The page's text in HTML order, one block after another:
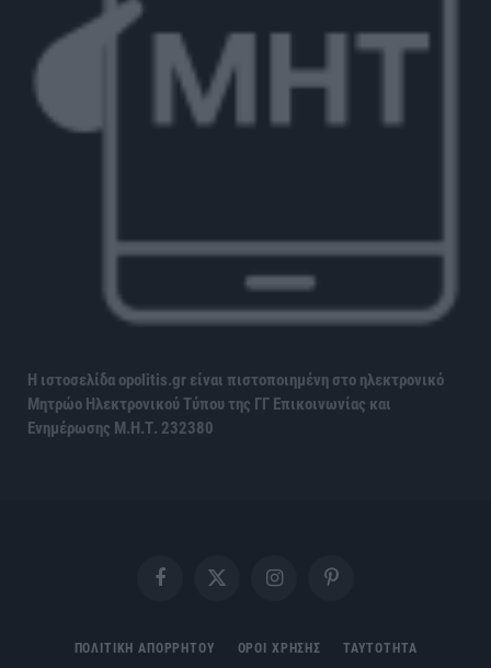
Η ιστοσελίδα opolitis.gr είναι πιστοποιημένη στο ηλεκτρονικό
Μητρώο Ηλεκτρονικού Τύπου της ΓΓ Επικοινωνίας και
Ενημέρωσης Μ.Η.Τ. 232380
FacebookX
InstagramPinterest
ΠΟΛΙΤΙΚΗ ΑΠΟΡΡΗΤΟΥ ΟΡΟΙ ΧΡΗΣΗΣ ΤΑΥΤΟΤΗΤΑ